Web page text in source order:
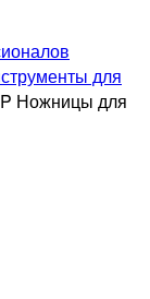
для
Ножницы для